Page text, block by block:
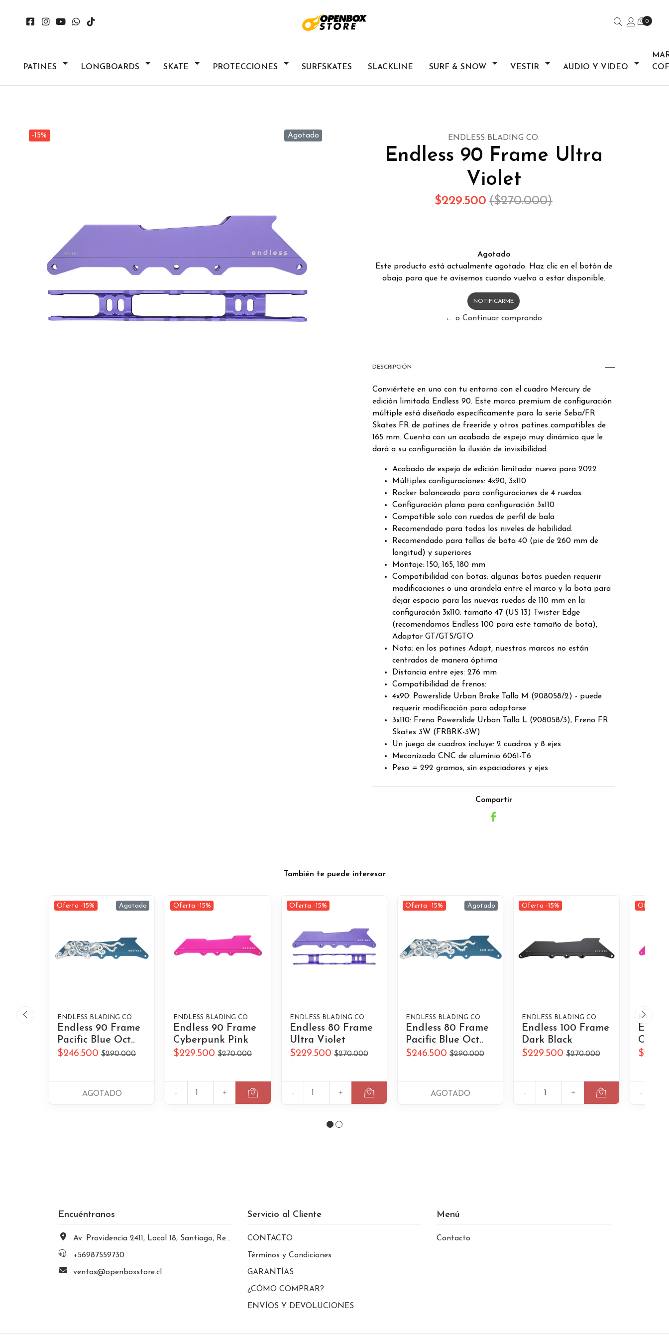
0
PATINES LONGBOARDS SKATE PROTECCIONES SURFSKATES SLACKLINE SURF & SNOW VESTIR AUDIO Y VIDEO
Agotado
-15% ENDLESS BLADING CO.
Endless 90 Frame Ultra
Violet
$229.500 ($270.000)
Agotado
Este producto está actualmente agotado. Haz clic en el botón de
abajo para que te avisemos cuando vuelva a estar disponible.
NOTIFICARME
← o Continuar comprando
DESCRIPCIÓN
Conviértete en uno con tu entorno con el cuadro Mercury de
edición limitada Endless 90. Este marco premium de configuración
múltiple está diseñado específicamente para la serie Seba/FR
Skates FR de patines de freeride y otros patines compatibles de
165 mm. Cuenta con un acabado de espejo muy dinámico que le
dará a su configuración la ilusión de invisibilidad.
Acabado de espejo de edición limitada: nuevo para 2022
Múltiples configuraciones: 4x90, 3x110
Rocker balanceado para configuraciones de 4 ruedas
Configuración plana para configuración 3x110
Compatible solo con ruedas de perfil de bala
Recomendado para todos los niveles de habilidad.
Recomendado para tallas de bota 40 (pie de 260 mm de
longitud) y superiores
Montaje: 150, 165, 180 mm
Compatibilidad con botas: algunas botas pueden requerir
modificaciones o una arandela entre el marco y la bota para
dejar espacio para las nuevas ruedas de 110 mm en la
configuración 3x110: tamaño 47 (US 13) Twister Edge
(recomendamos Endless 100 para este tamaño de bota),
Adaptar GT/GTS/GTO
Nota: en los patines Adapt, nuestros marcos no están
centrados de manera óptima
Distancia entre ejes: 276 mm
Compatibilidad de frenos:
4x90: Powerslide Urban Brake Talla M (908058/2) - puede
requerir modificación para adaptarse
3x110: Freno Powerslide Urban Talla L (908058/3), Freno FR
Skates 3W (FRBRK-3W)
Un juego de cuadros incluye: 2 cuadros y 8 ejes
Mecanizado CNC de aluminio 6061-T6
Peso = 292 gramos, sin espaciadores y ejes
Compartir
También te puede interesar
Oferta -15% Agotado
ENDLESS BLADING CO.
Endless 90 Frame
Pacific Blue Oct..
$246.500 $290.000
AGOTADO
Oferta -15%
ENDLESS BLADING CO.
Endless 90 Frame
Cyberpunk Pink
$229.500 $270.000
- +
Oferta -15%
ENDLESS BLADING CO.
Endless 80 Frame
Ultra Violet
$229.500 $270.000
- +
Oferta -15% Agotado
ENDLESS BLADING CO.
Endless 80 Frame
Pacific Blue Oct..
$246.500 $290.000
AGOTADO
Oferta -15%
ENDLESS BLADING CO.
Endless 100 Frame
Dark Black
$229.500 $270.000
- +
Oferta -
-
Encuéntranos
Av. Providencia 2411, Local 18, Santiago, Región Metropolitana, Chile
+56987559730
ventas@openboxstore.cl
Servicio al Cliente
CONTACTO
Términos y Condiciones
GARANTÍAS
¿CÓMO COMPRAR?
ENVÍOS Y DEVOLUCIONES
Menú
Contacto